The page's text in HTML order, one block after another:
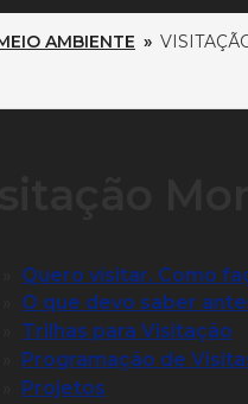
AMBIENTE »
Quero visitar. Como
O que devo saber
Trilhas para Visitação
Programação de
Projetos